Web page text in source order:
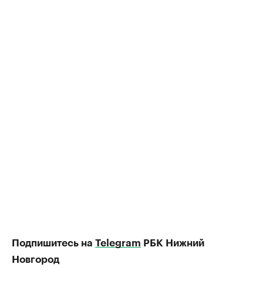
Подпишитесь на Telegram РБК Нижний
Новгород